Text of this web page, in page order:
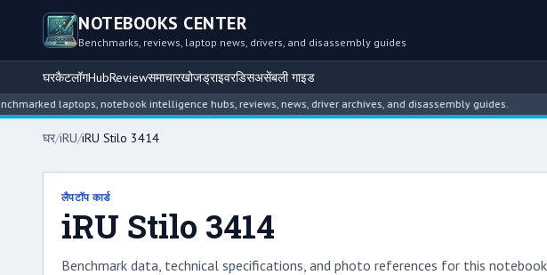
NOTEBOOKS CENTER
Benchmarks, reviews, laptop news, drivers, and disassembly guides
घरकैटलॉगHubReviewसमाचारखोजड्राइवरडिसअसेंबली गाइड
laptops, notebook intelligence hubs, reviews, news, driver archives, and disassembly guides.
घर/iRU/iRU Stilo 3414
लैपटॉप कार्ड
iRU Stilo 3414
Benchmark data, technical specifications, and photo references for this